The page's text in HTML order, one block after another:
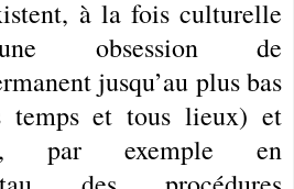
à la fois culturelle
obsession de
jusqu’au plus bas
temps et tous lieux) et
par exemple en